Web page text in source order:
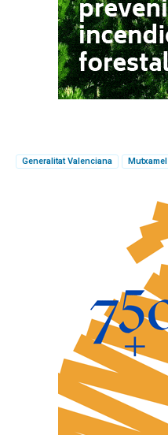
Generalitat Valenciana
Mutxamel